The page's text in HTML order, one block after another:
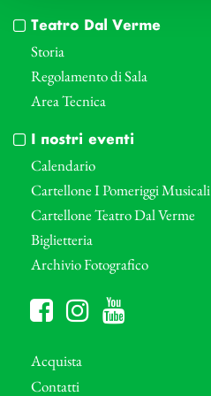
Teatro Dal Verme
Storia
Regolamento di Sala
Area Tecnica
I nostri eventi
Calendario
Cartellone I Pomeriggi Musicali
Cartellone Teatro Dal Verme
Biglietteria
Archivio Fotografico
Acquista
Contatti